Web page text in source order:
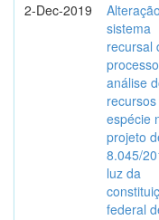
2-Dec-2019
sistema
recursal
análise
espécie
projeto
8.045/
luz da
federal